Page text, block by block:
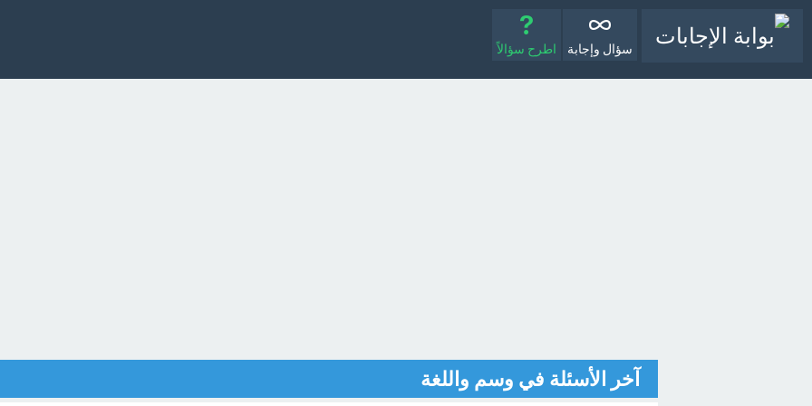
سؤال وإجابة اطرح سؤالاً
آخر الأسئلة في وسم واللغة